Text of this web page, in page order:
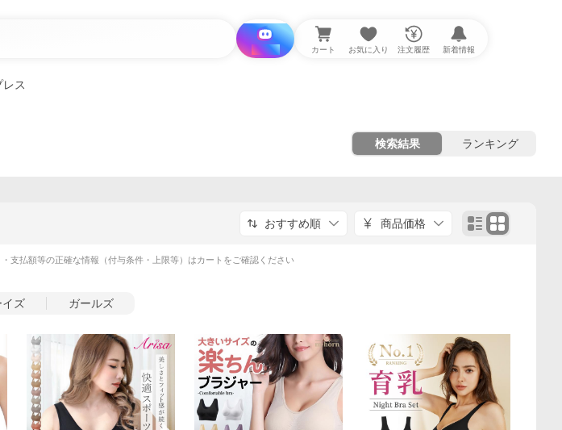
i と探す カート お気に入り 注文履歴 新着情報
ス
検索結果 ランキング
おすすめ順 商品価格
支払額等の正確な情報（付与条件・上限等）はカートをご確認ください
イズ ガールズ